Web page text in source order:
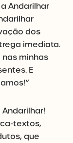
Andarilhar
dos
imediata.
minhas
E
textos,
que